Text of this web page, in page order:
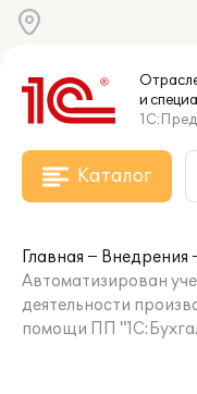
и
Каталог
Главная
Внедрения
Автоматизирован
деятельности
помощи ПП